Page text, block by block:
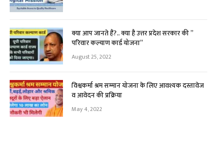
क्या आप जानते हैं?.. क्या है उत्तर प्रदेश सरकार की ”
परिवार कल्याण कार्ड योजना”
August 25, 2022
विश्वकर्मा श्रम सम्मान योजना के लिए आवश्यक दस्तावेज
व आवेदन की प्रक्रिया
May 4, 2022